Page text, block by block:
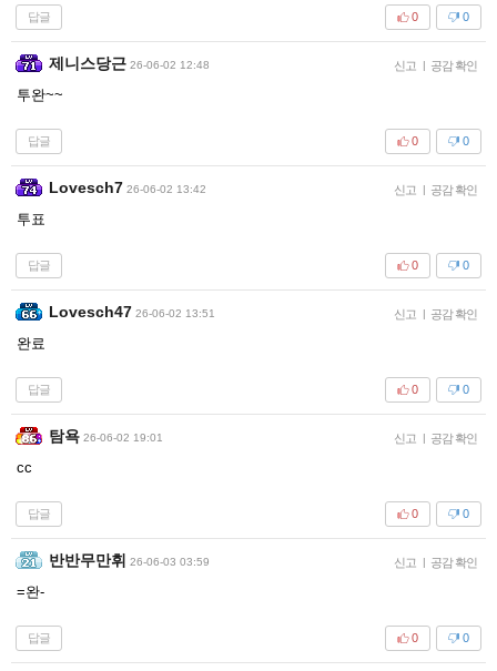
답글 0
0
제니스당근 26-06-02 12:48 신고 | 공감 확인
투완~~
답글 0
0
Lovesch7 26-06-02 13:42 신고 | 공감 확인
투표
답글 0
0
Lovesch47 26-06-02 13:51 신고 | 공감 확인
완료
답글 0
0
탐욕 26-06-02 19:01 신고 | 공감 확인
cc
답글 0
0
반반무만휘 26-06-03 03:59 신고 | 공감 확인
=완-
답글 0
0